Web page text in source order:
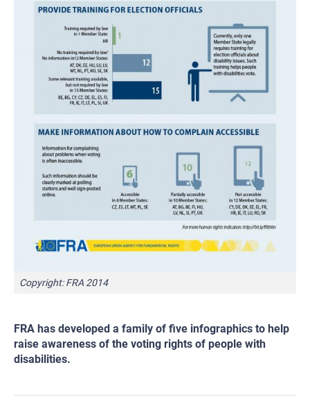
Copyright: FRA 2014
FRA has developed a family of five infographics to help
raise awareness of the voting rights of people with
disabilities.